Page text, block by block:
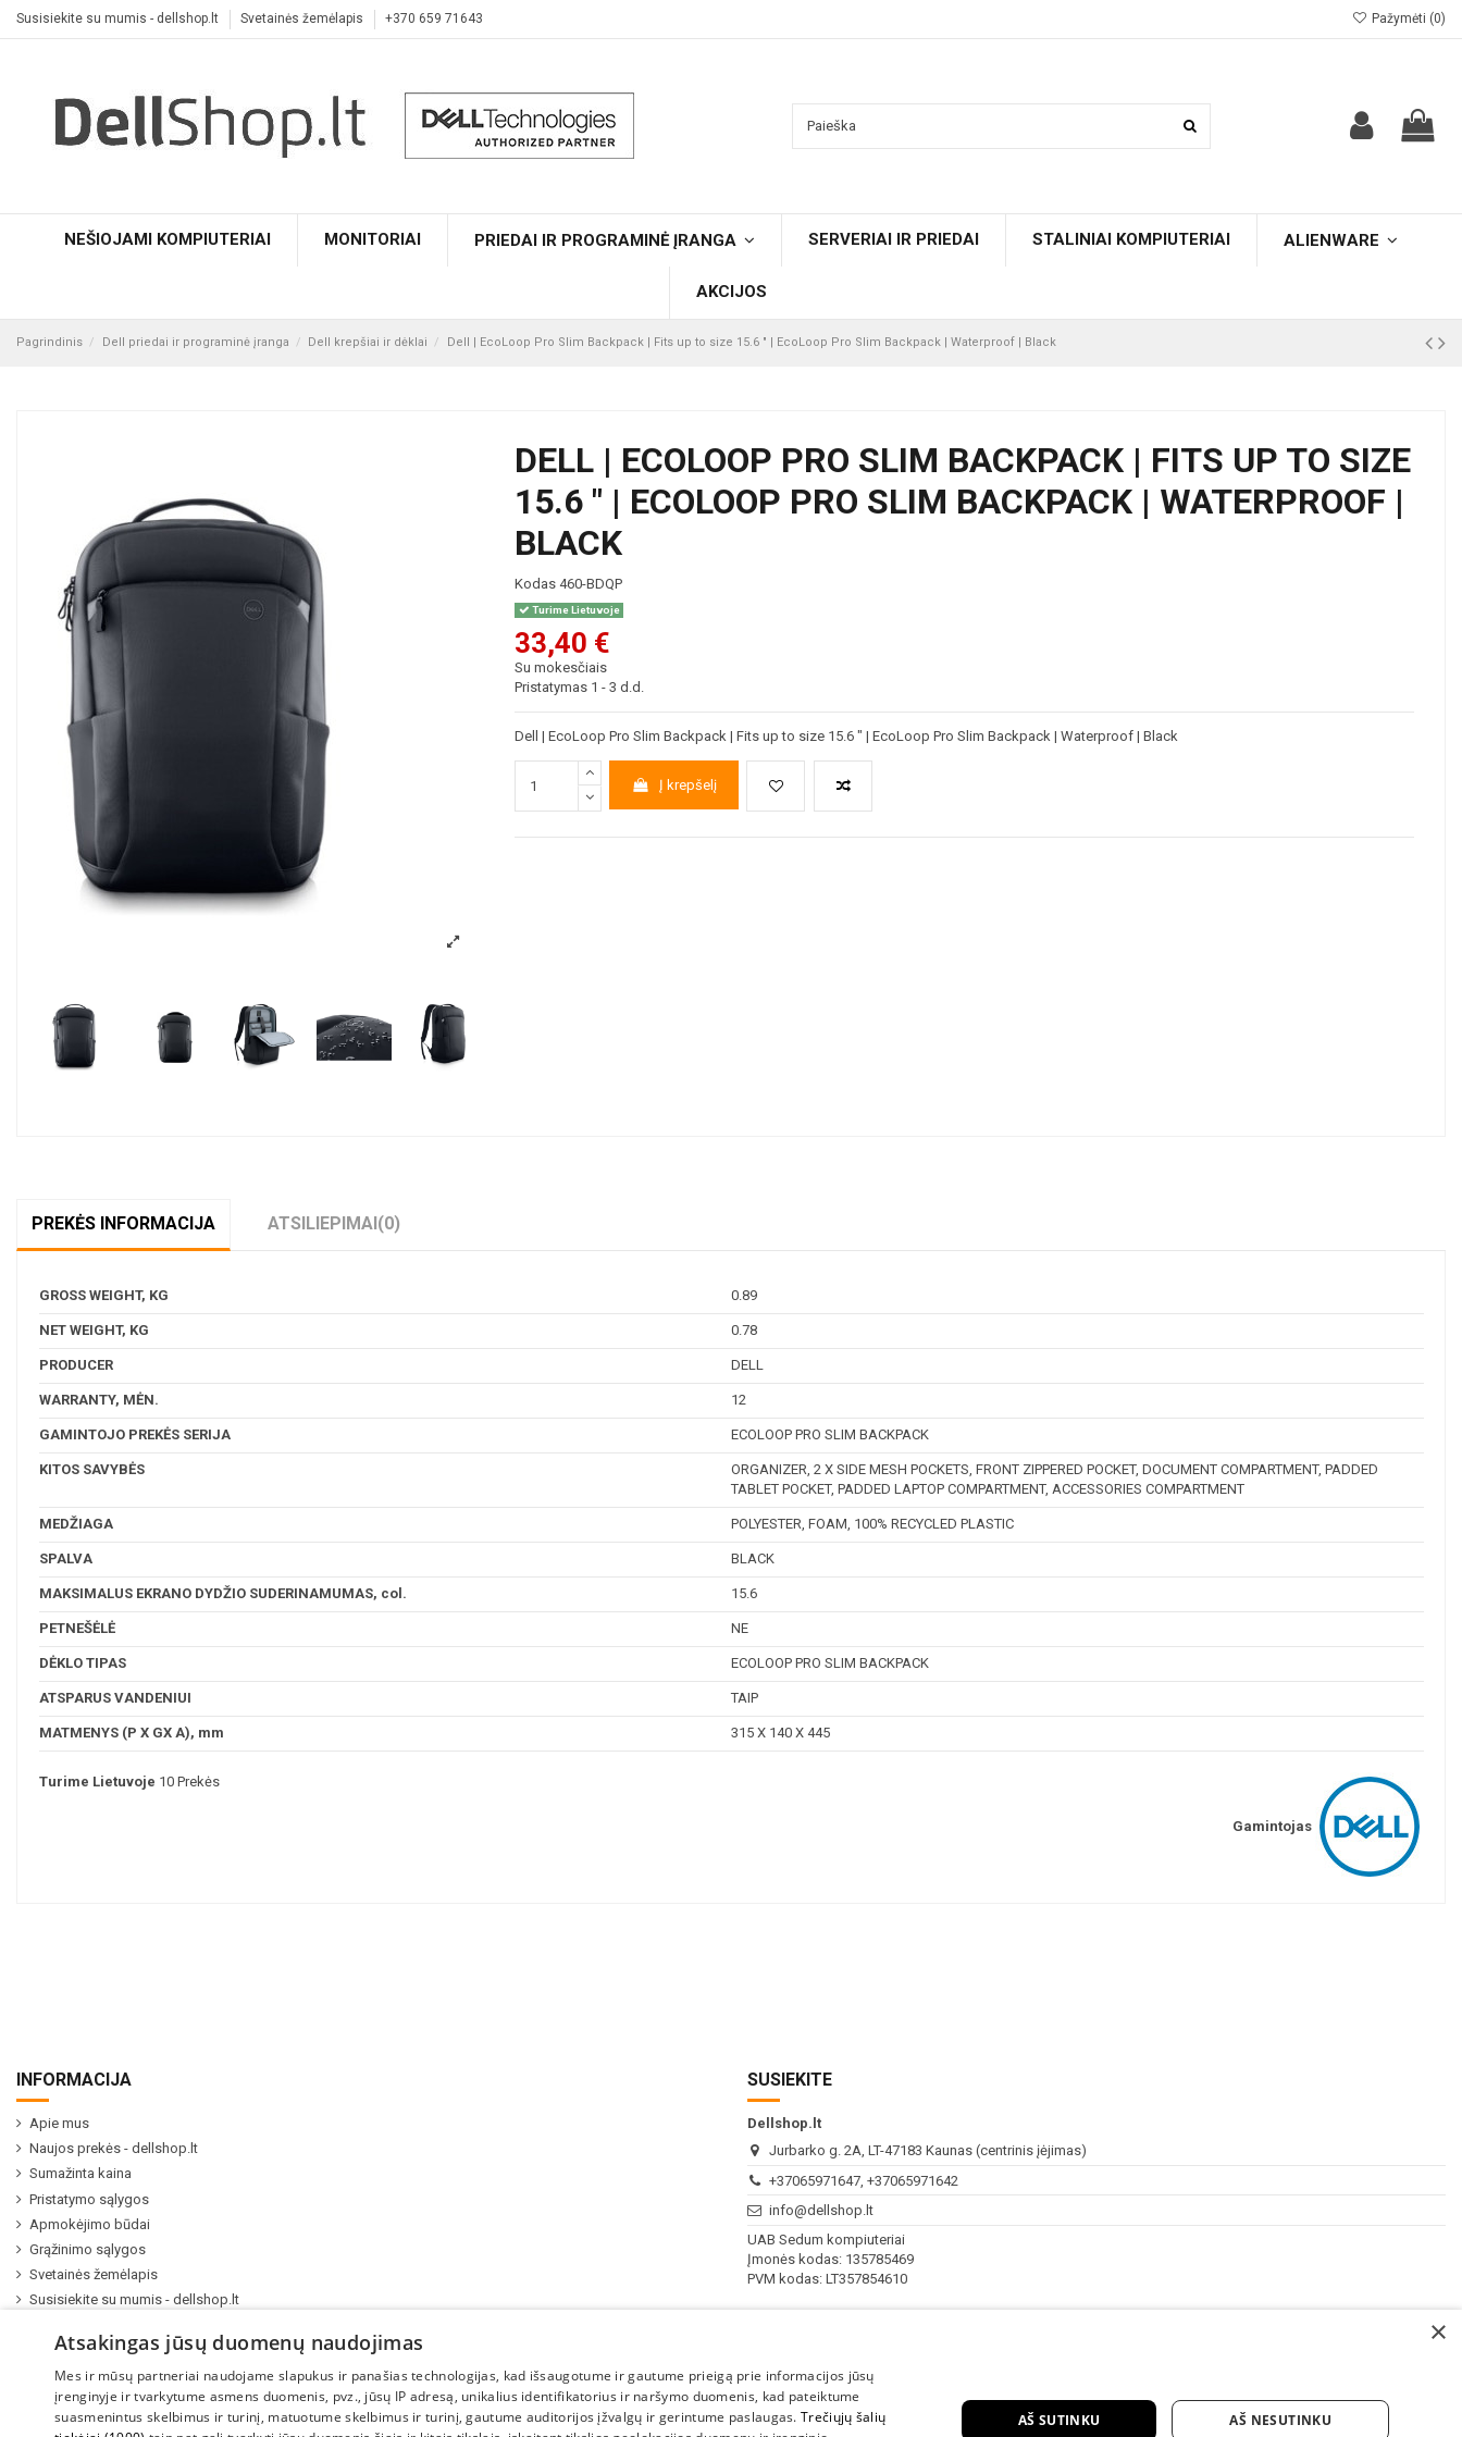
Susisiekite su mumis - dellshop.lt Svetainės žemėlapis +370 659 71643 Pažymėti (0)
NEŠIOJAMI KOMPIUTERIAI MONITORIAI PRIEDAI IR PROGRAMINĖ ĮRANGA SERVERIAI IR PRIEDAI STALINIAI KOMPIUTERIAI ALIENWARE
AKCIJOS
Pagrindinis Dell priedai ir programinė įranga Dell krepšiai ir dėklai Dell | EcoLoop Pro Slim Backpack | Fits up to size 15.6 " | EcoLoop Pro Slim Backpack | Waterproof | Black
DELL | ECOLOOP PRO SLIM BACKPACK | FITS UP TO SIZE
15.6 " | ECOLOOP PRO SLIM BACKPACK | WATERPROOF |
BLACK
Kodas 460-BDQP
Turime Lietuvoje
33,40 €
Su mokesčiais
Pristatymas 1 - 3 d.d.
Dell | EcoLoop Pro Slim Backpack | Fits up to size 15.6 " | EcoLoop Pro Slim Backpack | Waterproof | Black
Į krepšelį
PREKĖS INFORMACIJA ATSILIEPIMAI(0)
GROSS WEIGHT, KG 0.89
NET WEIGHT, KG 0.78
PRODUCER DELL
WARRANTY, MĖN. 12
GAMINTOJO PREKĖS SERIJA ECOLOOP PRO SLIM BACKPACK
KITOS SAVYBĖS
ORGANIZER, 2 X SIDE MESH POCKETS, FRONT ZIPPERED POCKET, DOCUMENT COMPARTMENT, PADDED
TABLET POCKET, PADDED LAPTOP COMPARTMENT, ACCESSORIES COMPARTMENT
MEDŽIAGA POLYESTER, FOAM, 100% RECYCLED PLASTIC
SPALVA BLACK
MAKSIMALUS EKRANO DYDŽIO SUDERINAMUMAS, col. 15.6
PETNEŠĖLĖ NE
DĖKLO TIPAS ECOLOOP PRO SLIM BACKPACK
ATSPARUS VANDENIUI TAIP
MATMENYS (P X GX A), mm 315 X 140 X 445
Gamintojas
Turime Lietuvoje 10 Prekės
INFORMACIJA
Apie mus
Naujos prekės - dellshop.lt
Sumažinta kaina
Pristatymo sąlygos
Apmokėjimo būdai
Grąžinimo sąlygos
Svetainės žemėlapis
Susisiekite su mumis - dellshop.lt
SUSIEKITE
Dellshop.lt
Jurbarko g. 2A, LT-47183 Kaunas (centrinis įėjimas)
+37065971647, +37065971642
info@dellshop.lt
UAB Sedum kompiuteriai
Įmonės kodas: 135785469
PVM kodas: LT357854610
VI-VIINedirbame
×
Atsakingas jūsų duomenų naudojimas
Mes ir mūsų partneriai naudojame slapukus ir panašias technologijas, kad išsaugotume ir gautume prieigą prie informacijos jūsų
įrenginyje ir tvarkytume asmens duomenis, pvz., jūsų IP adresą, unikalius identifikatorius ir naršymo duomenis, kad pateiktume
suasmenintus skelbimus ir turinį, matuotume skelbimus ir turinį, gautume auditorijos įžvalgų ir gerintume paslaugas.Trečiųjų šalių
AŠ SUTINKU AŠ NESUTINKU